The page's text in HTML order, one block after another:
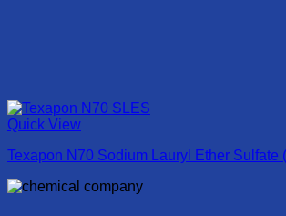
Quick View
Texapon N70 Sodium Lauryl Ether Sulfate